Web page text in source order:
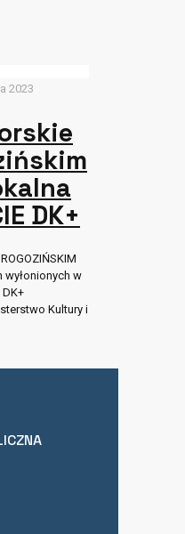
2023
DK+
wyłonionych w
Kultury i